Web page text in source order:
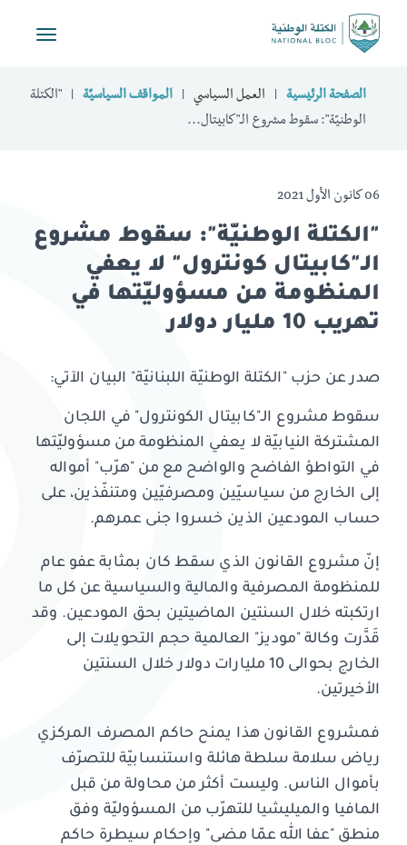
Toggle
الصفحة الرئيسية العمل السياسي المواقف السياسيّة
"الكتلة
الوطنيّة": سقوط مشروع الـ"كابيتال...
06 كانون الأول 2021
"الكتلة الوطنيّة": سقوط مشروع
الـ"كابيتال كونترول" لا يعفي
المنظومة من مسؤوليّتها في
تهريب 10 مليار دولار
صدر عن حزب "الكتلة الوطنيّة اللبنانيّة" البيان الآتي:
سقوط مشروع الـ"كابيتال الكونترول" في اللجان
المشتركة النيابيّة لا يعفي المنظومة من مسؤوليّتها
في التواطؤ الفاضح والواضح مع من "هرّب" أمواله
إلى الخارج من سياسيّين ومصرفيّين ومتنفّذين، على
حساب المودعين الذين خسروا جنى عمرهم.
إنّ مشروع القانون الذي سقط كان بمثابة عفو عام
للمنظومة المصرفية والمالية والسياسية عن كل ما
ارتكبته خلال السنتين الماضيتين بحق المودعين. وقد
قَدَّرت وكالة "موديز" العالمية حجم التحويلات إلى
الخارج بحوالى 10 مليارات دولار خلال السنتين
الأخيرتين.
فمشروع القانون هذا يمنح حاكم المصرف المركزي
رياض سلامة سلطة هائلة واستنسابيّة للتصرّف
بأموال الناس. وليست أكثر من محاولة من قبل
المافيا والميليشيا للتهرّب من المسؤوليّة وفق
منطق "عفا الله عمّا مضى" وإحكام سيطرة حاكم